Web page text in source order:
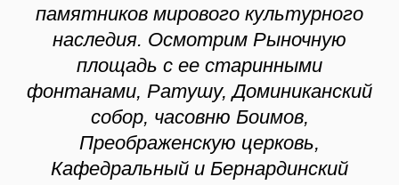
памятников мирового культурного
наследия. Осмотрим Рыночную
площадь с ее старинными
фонтанами, Ратушу, Доминиканский
собор, часовню Боимов,
Преображенскую церковь,
Кафедральный и Бернардинский